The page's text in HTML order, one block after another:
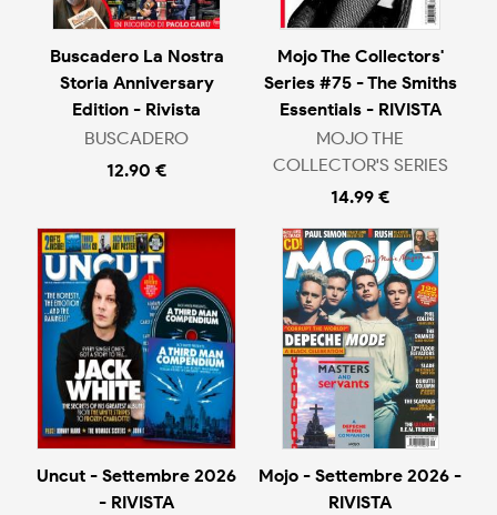
Buscadero La Nostra
Storia Anniversary
Edition - Rivista
BUSCADERO
12.90 €
Mojo The Collectors'
Series #75 - The Smiths
Essentials - RIVISTA
MOJO THE
COLLECTOR'S SERIES
14.99 €
Uncut - Settembre 2026
- RIVISTA
Mojo - Settembre 2026 -
RIVISTA